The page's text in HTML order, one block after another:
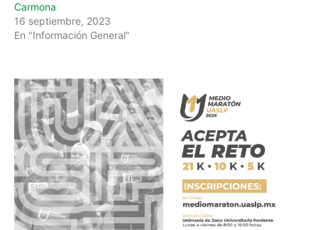
Carmona
16 septiembre, 2023
En "Información General"